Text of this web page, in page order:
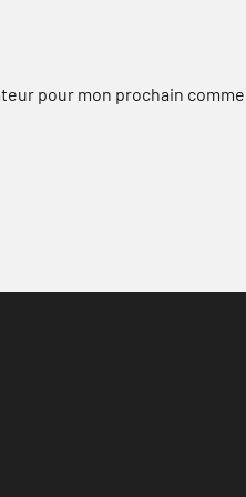
pour mon prochain